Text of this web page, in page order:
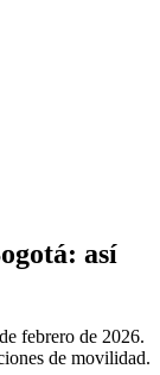
así
febrero de 2026.
de movilidad.